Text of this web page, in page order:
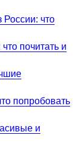
России: что
почитать и
попробовать
и